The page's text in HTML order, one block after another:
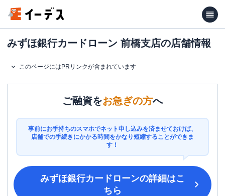
みずほ銀行カードローン 前橋支店の店舗情報
このページにはPRリンクが含まれています
ご融資をお急ぎの方へ
事前にお手持ちのスマホでネット申し込みを済ませておけば、
店舗での手続きにかかる時間をかなり短縮することができま
す！
みずほ銀行カードローンの詳細はこ
ちら